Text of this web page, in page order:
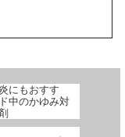
にもおすす
中のかゆみ対